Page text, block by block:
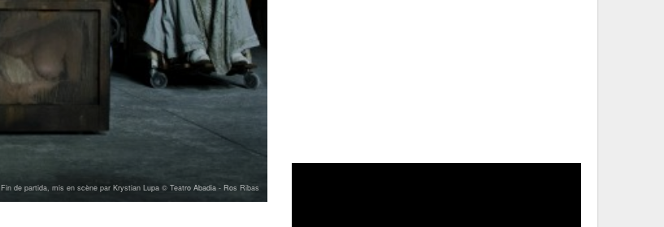
Fin de partida, mis en scène par Krystian Lupa © Teatro Abadia -­ Ros Ribas